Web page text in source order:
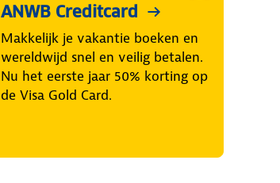
ANWB Creditcard
Makkelijk je vakantie boeken en
wereldwijd snel en veilig betalen.
Nu het eerste jaar 50% korting op
de Visa Gold Card.